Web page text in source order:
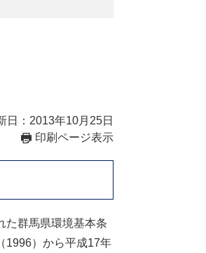
日：2013年10月25日
印刷ページ表示
た群馬県環境基本条
1996）から平成17年